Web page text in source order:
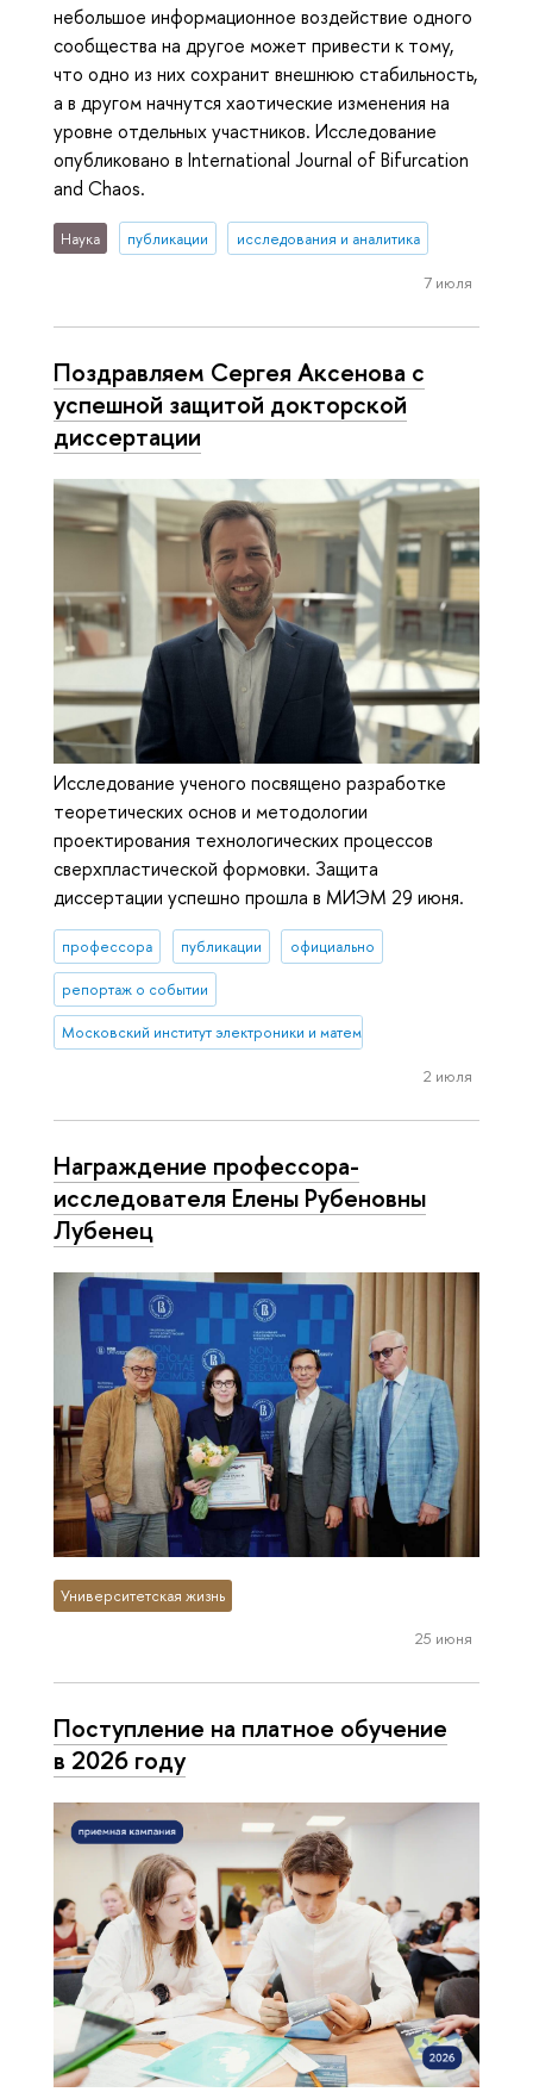
небольшое информационное воздействие одного
сообщества на другое может привести к тому,
что одно из них сохранит внешнюю стабильность,
а в другом начнутся хаотические изменения на
уровне отдельных участников. Исследование
опубликовано в International Journal of Bifurcation
and Chaos.
Наука публикации исследования и аналитика
7 июля
Поздравляем Сергея Аксенова с
успешной защитой докторской
диссертации
Исследование ученого посвящено разработке
теоретических основ и методологии
проектирования технологических процессов
сверхпластической формовки. Защита
диссертации успешно прошла в МИЭМ 29 июня.
профессора публикации официально
репортаж о событии
Московский институт электроники и математики им. А.Н. Тихонова
2 июля
Награждение профессора-
исследователя Елены Рубеновны
Лубенец
Университетская жизнь
25 июня
Поступление на платное обучение
в 2026 году